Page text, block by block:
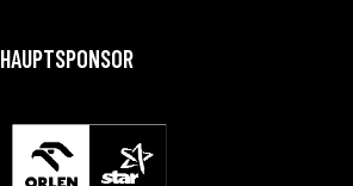
HAUPTSPONSOR